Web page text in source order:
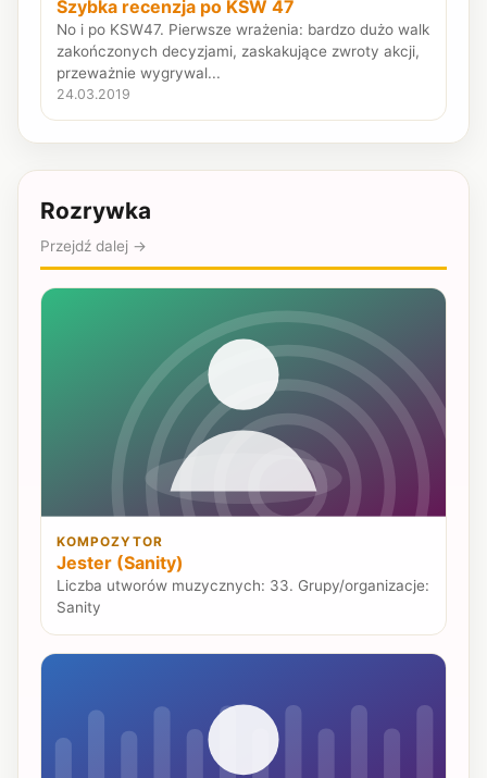
Szybka recenzja po KSW 47
No i po KSW47. Pierwsze wrażenia: bardzo dużo walk
zakończonych decyzjami, zaskakujące zwroty akcji,
przeważnie wygrywal...
24.03.2019
Rozrywka
Przejdź dalej →
KOMPOZYTOR
Jester (Sanity)
Liczba utworów muzycznych: 33. Grupy/organizacje:
Sanity